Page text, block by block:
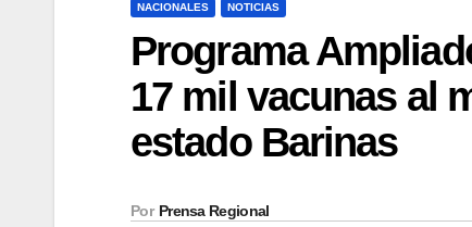
NACIONALES NOTICIAS
Programa
17 mil vacunas al
estado Barinas
Por Prensa Regional